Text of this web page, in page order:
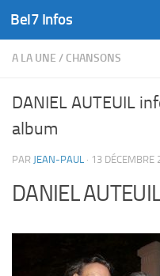
Skip to content
Bel7 Infos
A LA UNE / CHANSONS
DANIEL AUTEUIL
album
PAR JEAN-PAUL · 13 DÉCEMBRE
DANIEL